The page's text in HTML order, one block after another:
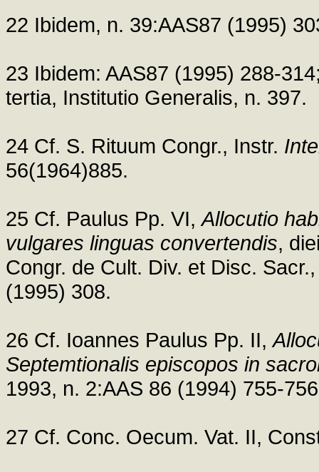
22 Ibidem, n. 39:AAS87 (1995)
23 Ibidem: AAS87 (1995) 288-
tertia, Institutio Generalis, n. 397.
24 Cf. S. Rituum Congr., Instr.
56(1964)885.
25 Cf. Paulus Pp. VI,Allocutio
vulgares linguas convertendis,
Congr. de Cult. Div. et Disc.
(1995) 308.
26 Cf. Ioannes Paulus Pp. II,
Septemtionalis episcopos in
1993, n. 2:AAS 86 (1994) 755-
27 Cf. Conc. Oecum. Vat. II,